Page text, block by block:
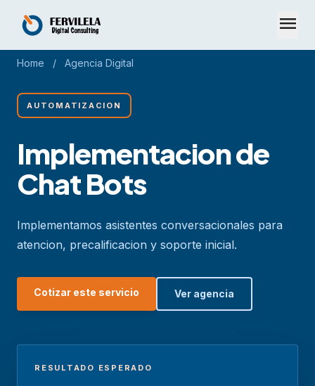
menu
Home / Agencia Digital
AUTOMATIZACION
Implementacion de
Chat Bots
Implementamos asistentes conversacionales para
atencion, precalificacion y soporte inicial.
Cotizar este servicio Ver agencia
RESULTADO ESPERADO